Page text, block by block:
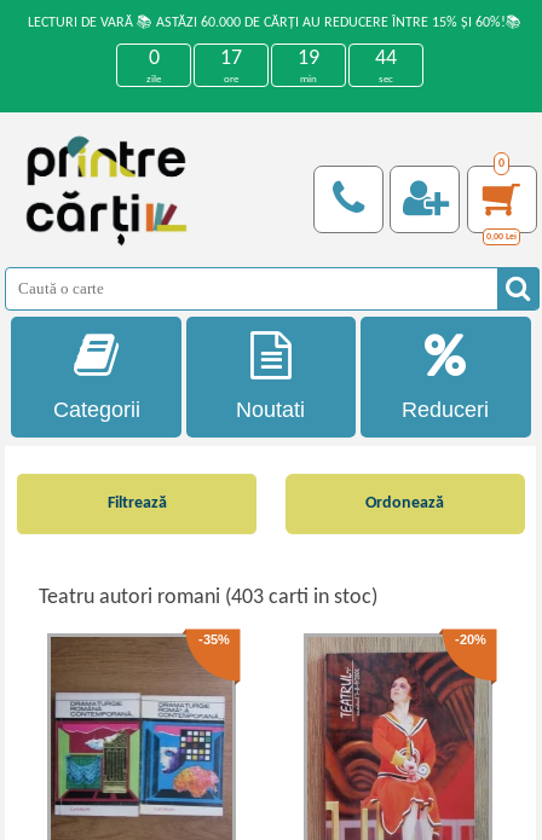
LECTURI DE VARĂ 📚 ASTĂZI 60.000 DE CĂRȚI AU REDUCERE ÎNTRE 15% ȘI 60%!📚
0
zile
17
ore
19
min
43
sec
0
0,00 Lei
Categorii Noutati Reduceri
Filtrează
Teatru autori romani (403 carti in stoc)
Ordonează
-35% -20%